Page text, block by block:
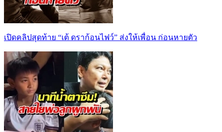
เปิดคลิปสุดท้าย “เต้ ดราก้อนไฟว์” ส่งให้เพื่อน ก่อนหายตัว